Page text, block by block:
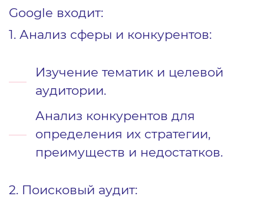
Google входит:
1. Анализ сферы и конкурентов:
Изучение тематик и целевой
аудитории.
Анализ конкурентов для
определения их стратегии,
преимуществ и недостатков.
2. Поисковый аудит: